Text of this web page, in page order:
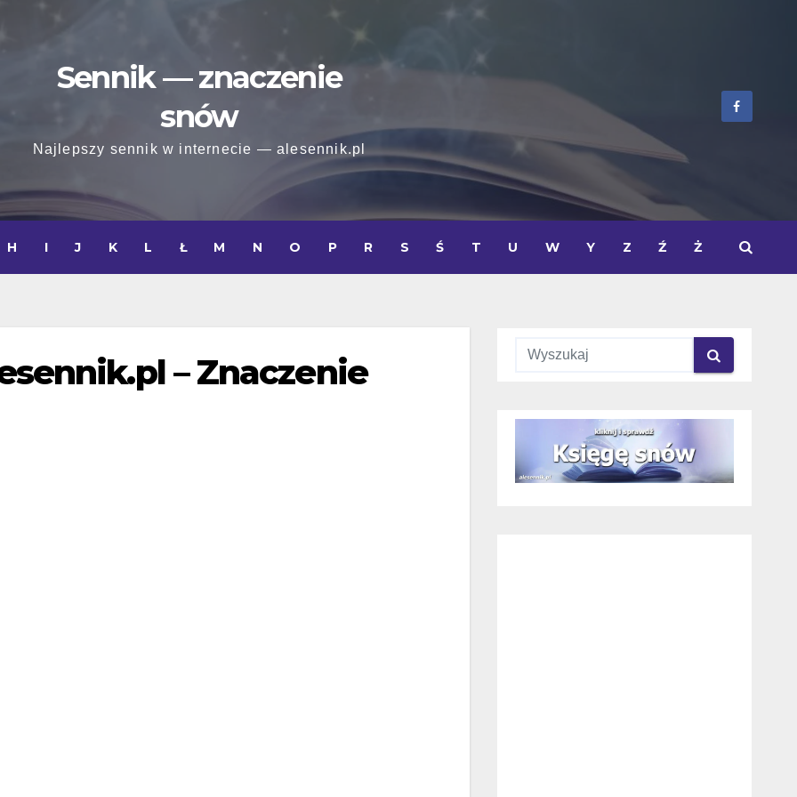
Sennik — znaczenie
snów
Najlepszy sennik w internecie — alesennik.pl
H I J K L Ł M N O P R S Ś T U W Y Z Ź Ż
– Znaczenie